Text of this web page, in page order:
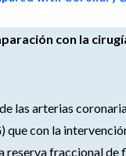
con la
las arterias
con la
fraccional de